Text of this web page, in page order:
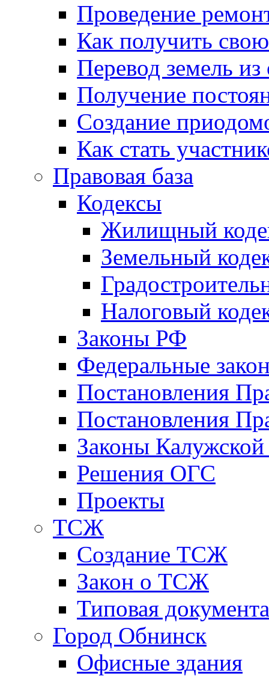
Проведение
Как получить
Перевод земель
Получение
Создание
Как стать
Правовая база
Кодексы
Жилищный
Земельный
Налоговый
Законы РФ
Федеральные
Постановления
Постановления
Законы Калужской
Решения ОГС
Проекты
ТСЖ
Создание ТСЖ
Закон о ТСЖ
Типовая
Город Обнинск
Офисные здания